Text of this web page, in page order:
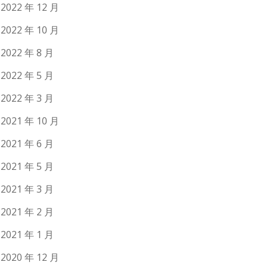
2022 年 12 月
2022 年 10 月
2022 年 8 月
2022 年 5 月
2022 年 3 月
2021 年 10 月
2021 年 6 月
2021 年 5 月
2021 年 3 月
2021 年 2 月
2021 年 1 月
2020 年 12 月